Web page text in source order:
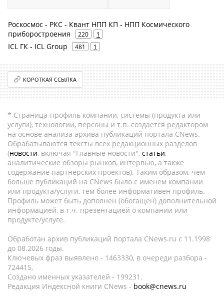
Роскосмос - РКС - Квант НПП КП - НПП Космического
приборостроения
220 1
ICL ГК - ICL Group 481 1
КОРОТКАЯ ССЫЛКА
* Страница-профиль компании, системы (продукта или
услуги), технологии, персоны и т.п. создается редактором
на основе анализа архива публикаций портала CNews.
Обрабатываются тексты всех редакционных разделов
(новости, включая "Главные новости", статьи,
аналитические обзоры рынков, интервью, а также
содержание партнёрских проектов). Таким образом, чем
больше публикаций на CNews было с именем компании
или продукта/услуги, тем более информативен профиль.
Профиль может быть дополнен (обогащен) дополнительной
информацией, в т.ч. презентацией о компании или
продукте/услуге.
Обработан архив публикаций портала CNews.ru c 11.1998
до 08.2026 годы.
Ключевых фраз выявлено - 1463330, в очереди разбора -
724415.
Создано именных указателей - 199231.
Редакция Индексной книги CNews - book@cnews.ru